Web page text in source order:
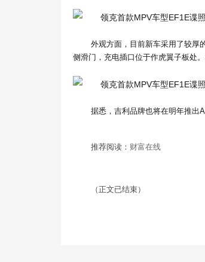
外观方面，目前新车采用了较厚
侧滑门，充电插口位于作虎翼子板处
据悉，吉利品牌也将在明年推出
推荐阅读： 财富在线
（正文已结束）